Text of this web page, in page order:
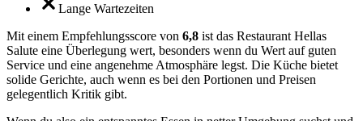
Lange Wartezeiten
Mit einem Empfehlungsscore von 6,8 ist das Restaurant Hellas
Salute eine Überlegung wert, besonders wenn du Wert auf guten
Service und eine angenehme Atmosphäre legst. Die Küche bietet
solide Gerichte, auch wenn es bei den Portionen und Preisen
gelegentlich Kritik gibt.